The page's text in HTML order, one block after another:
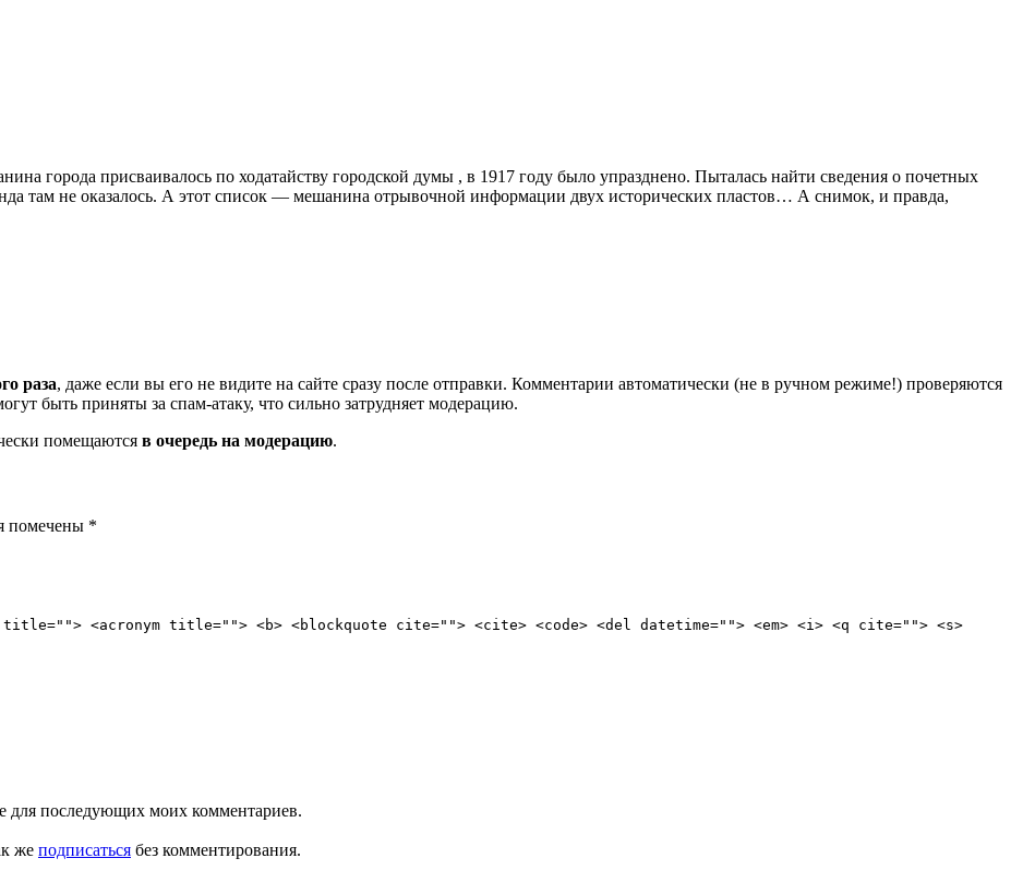
города присваивалось по ходатайству городской думы , в 1917 году было упразднено. Пыталась найти сведения о почетных
там не оказалось. А этот список — мешанина отрывочной информации двух исторических пластов… А снимок, и правда,
раза, даже если вы его не видите на сайте сразу после отправки. Комментарии автоматически (не в ручном режиме!) проверяются
быть приняты за спам-атаку, что сильно затрудняет модерацию.
помещаются в очередь на модерацию.
помечены *
<acronym title=""> <b> <blockquote cite=""> <cite> <code> <del datetime=""> <em> <i> <q cite=""> <s>
для последующих моих комментариев.
же подписаться без комментирования.